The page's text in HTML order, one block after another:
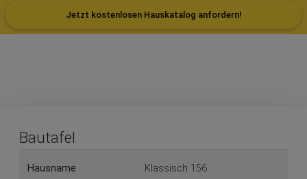
Jetzt kostenlosen Hauskatalog anfordern!
Bautafel
Hausname Klassisch 156